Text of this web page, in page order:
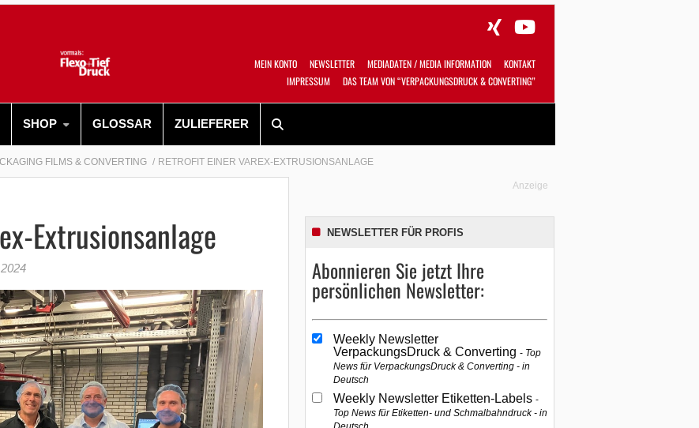
MEIN KONTO NEWSLETTER MEDIADATEN / MEDIA INFORMATION
KONTAKT
IMPRESSUM
DAS TEAM VON “VERPACKUNGSDRUCK & CONVERTING”
SHOP GLOSSAR ZULIEFERER
FILMS & CONVERTING RETROFIT EINER VAREX-EXTRUSIONSANLAGE
Extrusionsanlage
Anzeige
NEWSLETTER FÜR PROFIS
Abonnieren Sie jetzt Ihre
persönlichen Newsletter:
Weekly Newsletter
VerpackungsDruck & Converting Top
News für VerpackungsDruck & Converting - in
Deutsch
Weekly Newsletter Etiketten-Labels
Top News für Etiketten- und Schmalbahndruck - in